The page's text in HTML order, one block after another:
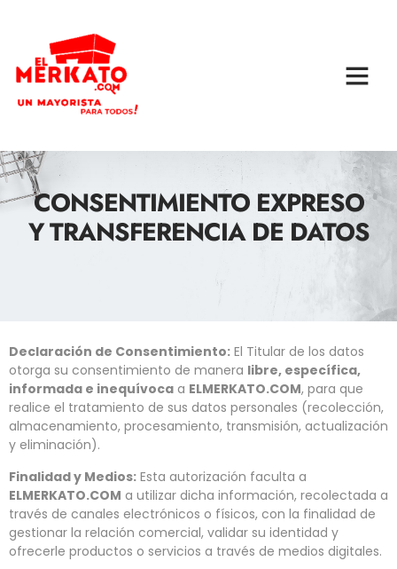
CONSENTIMIENTO EXPRESO
Y TRANSFERENCIA DE DATOS
Declaración de Consentimiento: El Titular de los datos
otorga su consentimiento de manera libre, específica,
informada e inequívoca a ELMERKATO.COM, para que
realice el tratamiento de sus datos personales (recolección,
almacenamiento, procesamiento, transmisión, actualización
y eliminación).
Finalidad y Medios: Esta autorización faculta a
ELMERKATO.COM a utilizar dicha información, recolectada a
través de canales electrónicos o físicos, con la finalidad de
gestionar la relación comercial, validar su identidad y
ofrecerle productos o servicios a través de medios digitales.